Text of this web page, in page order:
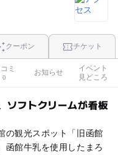
クーポン チケット
ミ
0
お知らせ
イベント
見どころ
ソフトクリームが看板
の観光スポット「旧函館
函館牛乳を使用したまろ